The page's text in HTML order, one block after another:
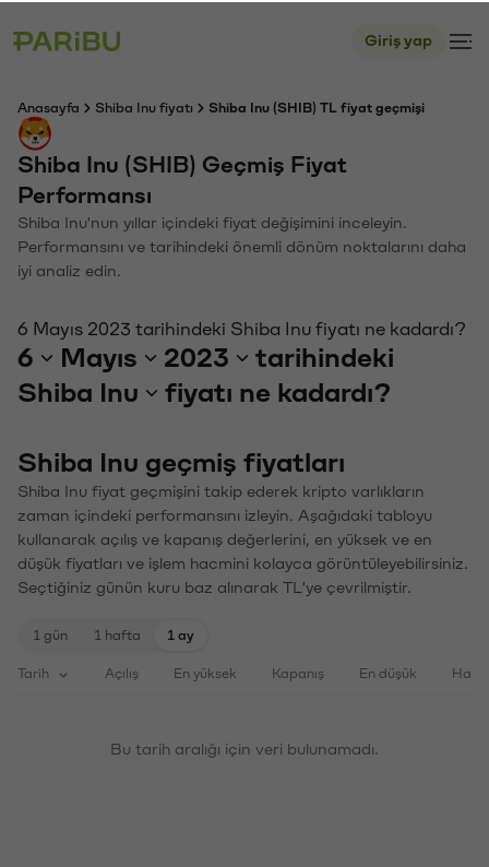
Giriş yap
Anasayfa Shiba Inu fiyatı Shiba Inu (SHIB) TL fiyat geçmişi
Shiba Inu (SHIB) Geçmiş Fiyat
Performansı
Shiba Inu'nun yıllar içindeki fiyat değişimini inceleyin.
Performansını ve tarihindeki önemli dönüm noktalarını daha
iyi analiz edin.
6 Mayıs 2023 tarihindeki Shiba Inu fiyatı ne kadardı?
6 Mayıs 2023
tarihindeki
Shiba Inu
fiyatı ne kadardı?
Shiba Inu geçmiş fiyatları
Shiba Inu fiyat geçmişini takip ederek kripto varlıkların
zaman içindeki performansını izleyin. Aşağıdaki tabloyu
kullanarak açılış ve kapanış değerlerini, en yüksek ve en
düşük fiyatları ve işlem hacmini kolayca görüntüleyebilirsiniz.
Seçtiğiniz günün kuru baz alınarak TL'ye çevrilmiştir.
1 gün 1 hafta 1 ay
Tarih Açılış En yüksek Kapanış En düşük
Bu tarih aralığı için veri bulunamadı.